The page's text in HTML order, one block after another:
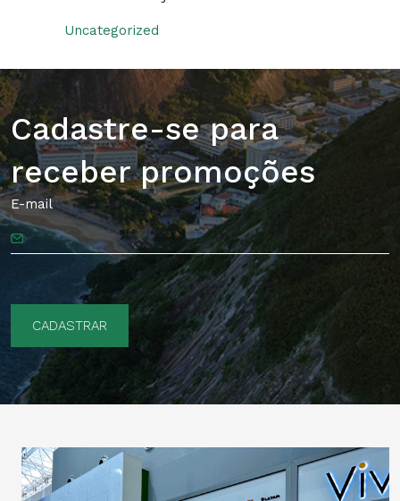
Uncategorized
Cadastre-se para
receber promoções
E-mail
CADASTRAR